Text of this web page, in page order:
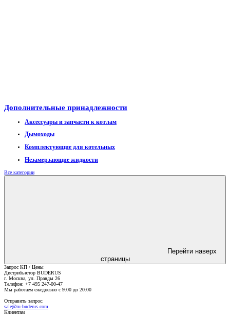
Дополнительные принадлежности
Аксессуары и запчасти к котлам
Дымоходы
Комплектующие для котельных
Незамерзающие жидкости
Все категории
Перейти наверх
страницы
Запрос КП / Цены
Дистрибьютор BUDERUS
г. Москва ул. Правды 26
Телефон: +7 495 247-00-47
Мы работаем ежедневно с 9:00 до 20:00
Отправить запрос:
sale@ru-buderus.com
Клиентам